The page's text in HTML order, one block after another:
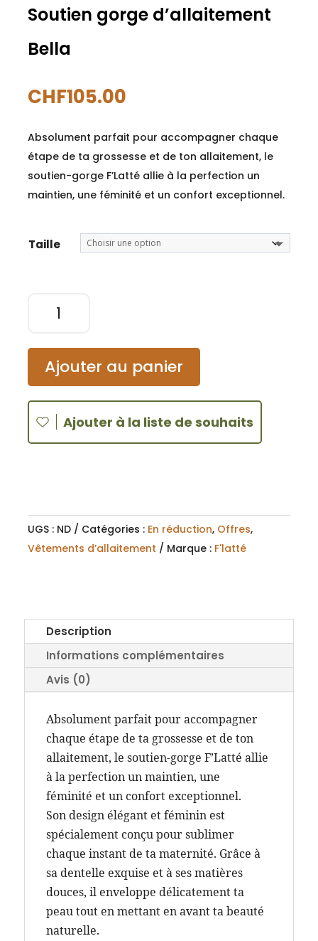
Soutien gorge d’allaitement
Bella
CHF105.00
Absolument parfait pour accompagner chaque
étape de ta grossesse et de ton allaitement, le
soutien-gorge F’Latté allie à la perfection un
maintien, une féminité et un confort exceptionnel.
Taille
gorge
d'allaitement
Bella
Ajouter au panier
Ajouter à la liste de souhaits
A
UGS : ND Catégories : En réduction, Offres,
Vêtements d’allaitement
Marque : F'latté
Description
Informations complémentaires
Avis (0)
Absolument parfait pour accompagner
chaque étape de ta grossesse et de ton
allaitement, le soutien-gorge F’Latté allie
à la perfection un maintien, une
féminité et un confort exceptionnel.
Son design élégant et féminin est
spécialement conçu pour sublimer
chaque instant de ta maternité. Grâce à
sa dentelle exquise et à ses matières
douces, il enveloppe délicatement ta
peau tout en mettant en avant ta beauté
naturelle.